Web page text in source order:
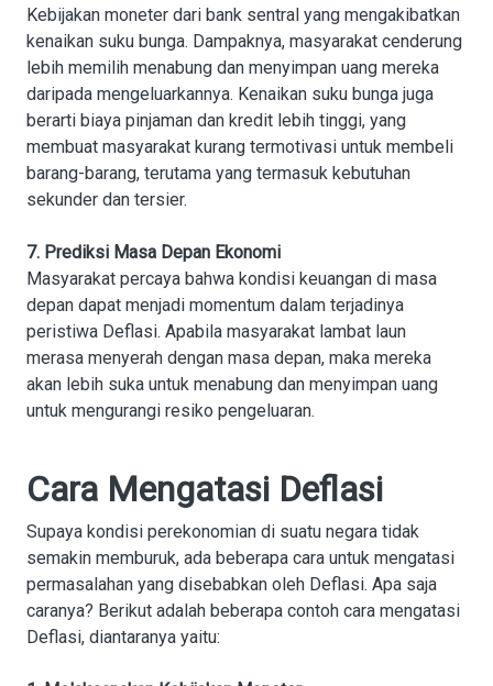
Kebijakan moneter dari bank sentral yang mengakibatkan
kenaikan suku bunga. Dampaknya, masyarakat cenderung
lebih memilih menabung dan menyimpan uang mereka
daripada mengeluarkannya. Kenaikan suku bunga juga
berarti biaya pinjaman dan kredit lebih tinggi, yang
membuat masyarakat kurang termotivasi untuk membeli
barang-barang, terutama yang termasuk kebutuhan
sekunder dan tersier.
7. Prediksi Masa Depan Ekonomi
Masyarakat percaya bahwa kondisi keuangan di masa
depan dapat menjadi momentum dalam terjadinya
peristiwa Deflasi. Apabila masyarakat lambat laun
merasa menyerah dengan masa depan, maka mereka
akan lebih suka untuk menabung dan menyimpan uang
untuk mengurangi resiko pengeluaran.
Cara Mengatasi Deflasi
Supaya kondisi perekonomian di suatu negara tidak
semakin memburuk, ada beberapa cara untuk mengatasi
permasalahan yang disebabkan oleh Deflasi. Apa saja
caranya? Berikut adalah beberapa contoh cara mengatasi
Deflasi, diantaranya yaitu: